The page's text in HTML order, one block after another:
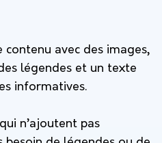
avec des images,
légendes et un texte
informatives.
n’ajoutent pas